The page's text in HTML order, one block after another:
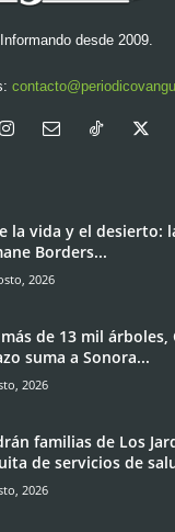
Informando desde 2009.
la vida y el desierto:
Borders...
2026
de 13 mil
suma a Sonora...
2026
familias de Los
de servicios de
2026